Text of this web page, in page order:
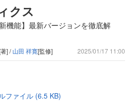
クス
機能】最新バージョンを徹底解
] /山田 祥寛[監修] 2025/01/17 11:00
ファイル (6.5 KB)